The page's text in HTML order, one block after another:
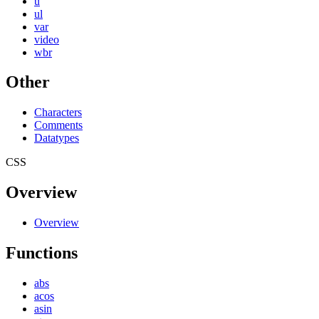
ul
var
video
wbr
Other
Characters
Comments
Datatypes
CSS
Overview
Overview
Functions
abs
acos
asin